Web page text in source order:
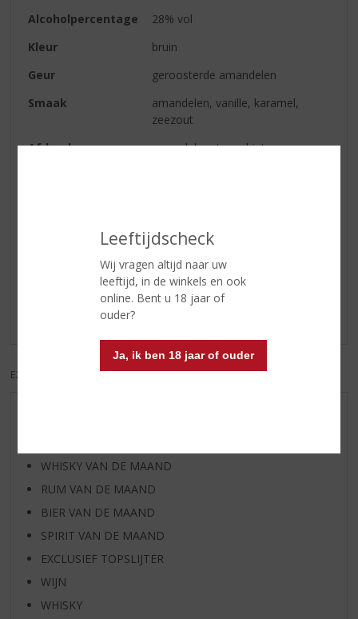
Leeftijdscheck
Wij vragen altijd naar uw
leeftijd, in de winkels en ook
online. Bent u 18 jaar of
ouder?
Ja, ik ben 18 jaar of ouder
Alcoholpercentage
28% vol
Kleur
bruin
Geur
geroosterde amandelen
Smaak
amandelen, vanille, karamel,
zeezout
Afdronk
amandel met een hint van
Reviews
Schrijf een review
Er zijn nog geen reviews geplaatst voor dit product
EXCL. BTW INCL. BTW
WHISKY VAN DE MAAND
RUM VAN DE MAAND
BIER VAN DE MAAND
SPIRIT VAN DE MAAND
EXCLUSIEF TOPSLIJTER
WIJN
WHISKY